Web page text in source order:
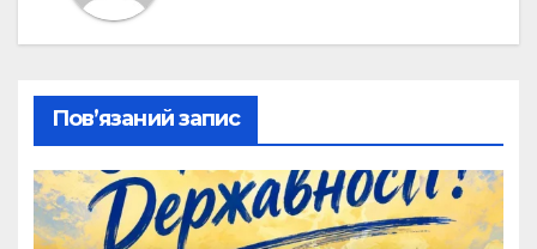
Пов’язаний запис